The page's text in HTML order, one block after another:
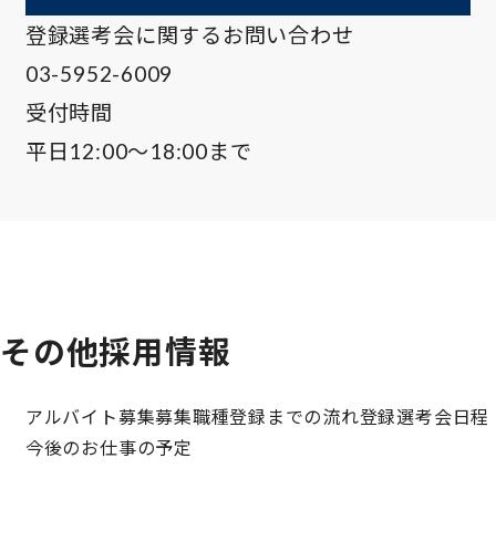
登録選考会に関するお問い合わせ
03-5952-6009
受付時間
平日12:00～18:00まで
その他採用情報
アルバイト募集募集職種登録までの流れ登録選考会日程
今後のお仕事の予定